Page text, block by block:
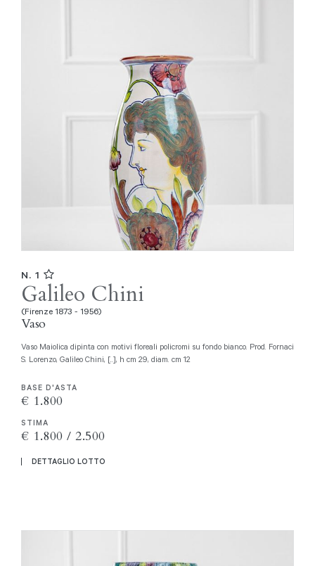
N. 1
Galileo Chini
(Firenze 1873 - 1956)
Vaso
Vaso Maiolica dipinta con motivi floreali policromi su fondo bianco. Prod. Fornaci
S. Lorenzo, Galileo Chini, [..], h cm 29, diam. cm 12
BASE D'ASTA
€ 1.800
STIMA
€ 1.800 / 2.500
DETTAGLIO LOTTO